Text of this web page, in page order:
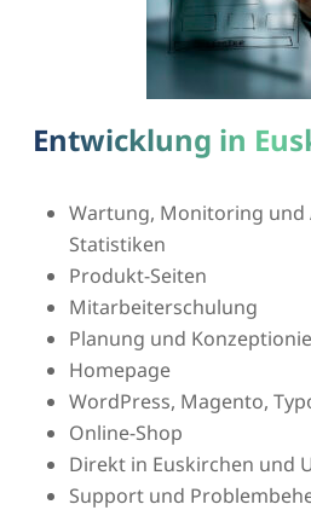
Entwicklung in
Wartung, Monitoring und
Statistiken
Produkt-Seiten
Mitarbeiterschulung
Planung und
Homepage
WordPress, Magento,
Online-Shop
Direkt in Euskirchen und
Support und